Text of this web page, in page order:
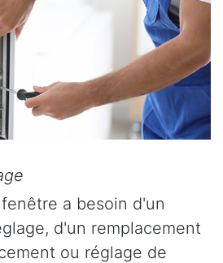
a besoin d'un
d'un remplacement
ou réglage de